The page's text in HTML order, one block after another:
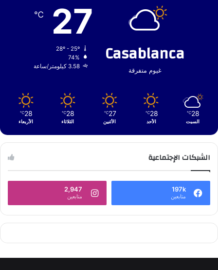
Casablanca
غيوم متفرقة
27
℃
74%
3.58 كيلومتر/ساعة
28
℃
السبت
28
℃
الأحد
27
℃
الأثنين
28
℃
الثلاثاء
28
℃
الأربعاء
الشبكات الإجتماعية
197k
متابعين
2,947
متابعين